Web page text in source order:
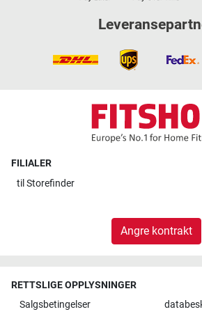
FILIALER
til Storefinder
Angre kontrakt
RETTSLIGE OPPLYSNINGER
Salgsbetingelser